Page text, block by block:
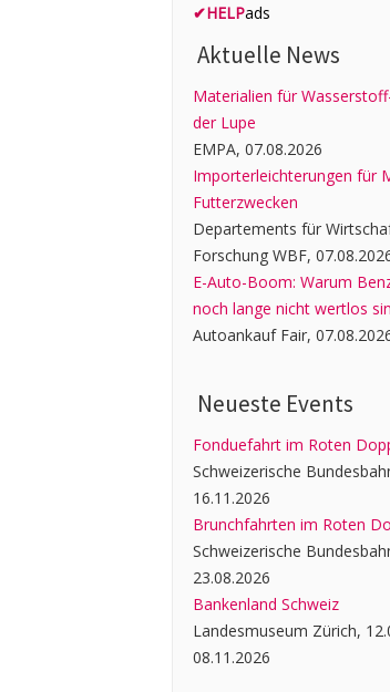
✔HELPads
Aktuelle News
Materialien für
der Lupe
EMPA, 07.08.2026
Importerleichterungen für
Futterzwecken
Departements für
Forschung WBF,
E-Auto-Boom: Warum
noch lange nicht wertlos
Autoankauf Fair,
Neueste Events
Fonduefahrt im Roten
Schweizerische
16.11.2026
Brunchfahrten im Roten
Schweizerische
23.08.2026
Bankenland Schweiz
Landesmuseum Zürich,
08.11.2026